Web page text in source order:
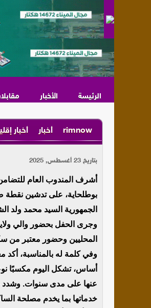
الرئيسة الأخبار
rimnow أخبار أخبار
بتاريخ 23 أغسطس, 2025
أشرف المندوب العام للتضامن
بوطلحاية، على تدشين نقطة
الجمهورية السيد محمد ولد
وجرى الحفل بحضور والي ولاية
المحليين وحضور معتبر من
وفي كلمة له بالمناسبة،
أساس، تشكل اليوم مكسبًا
عنها على مدى سنوات. وشدد
خدماتها بما يخدم مصلحة